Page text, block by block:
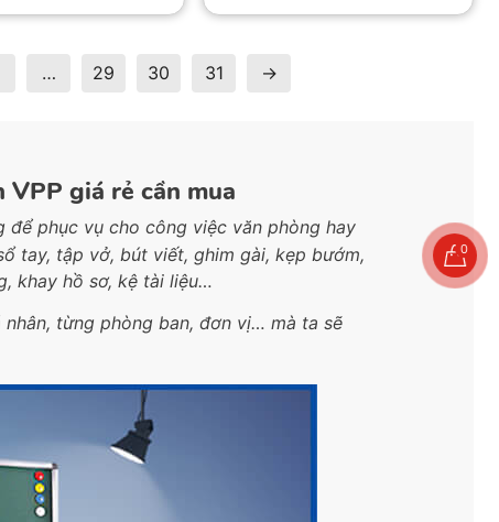
… 29 30 31 →
giá rẻ cần mua
phục vụ cho công việc văn phòng hay
tay, tập vở, bút viết, ghim gài, kẹp bướm,
khay hồ sơ, kệ tài liệu…
từng phòng ban, đơn vị… mà ta sẽ
0